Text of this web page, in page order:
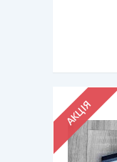
АКЦІЯ